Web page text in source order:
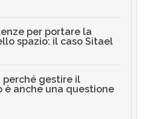
per portare la
spazio: il caso Sitael
perché gestire il
è anche una questione